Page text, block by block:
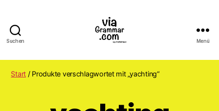
Suchen Menü
Start / Produkte verschlagwortet mit „yachting“